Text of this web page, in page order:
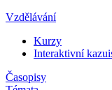
Vzdělávání
Kurzy
Interaktivní
Časopisy